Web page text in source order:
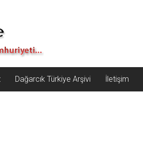
Dağarcık Türkiye Arşivi İletişim